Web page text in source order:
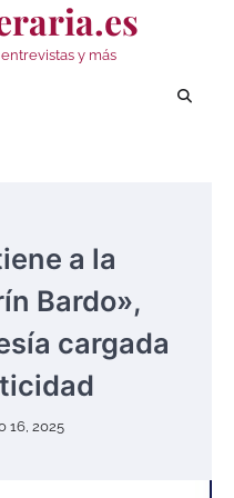
y más
a la
Bardo»,
cargada
16, 2025